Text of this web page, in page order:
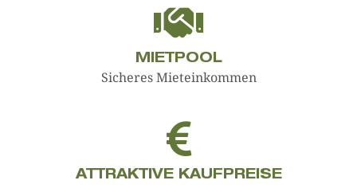
MIETPOOL
Sicheres Mieteinkommen
ATTRAKTIVE KAUFPREISE